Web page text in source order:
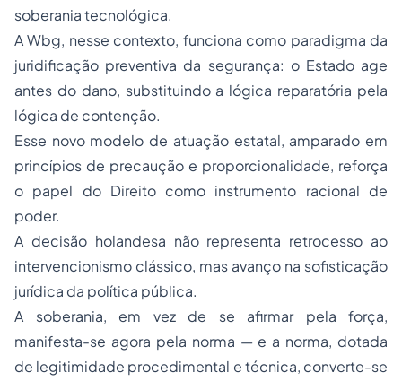
soberania tecnológica.
A Wbg, nesse contexto, funciona como paradigma da
juridificação preventiva da segurança: o Estado age
antes do dano, substituindo a lógica reparatória pela
lógica de contenção.
Esse novo modelo de atuação estatal, amparado em
princípios de precaução e proporcionalidade, reforça
o papel do Direito como instrumento racional de
poder.
A decisão holandesa não representa retrocesso ao
intervencionismo clássico, mas avanço na sofisticação
jurídica da política pública.
A soberania, em vez de se afirmar pela força,
manifesta-se agora pela norma — e a norma, dotada
de legitimidade procedimental e técnica, converte-se